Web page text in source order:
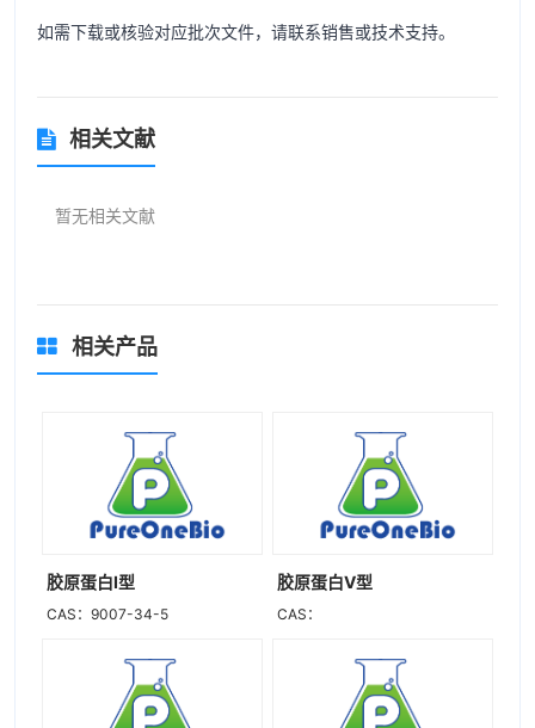
如需下载或核验对应批次文件，请联系销售或技术支持。
相关文献
暂无相关文献
相关产品
胶原蛋白I型
CAS：9007-34-5
胶原蛋白V型
CAS：